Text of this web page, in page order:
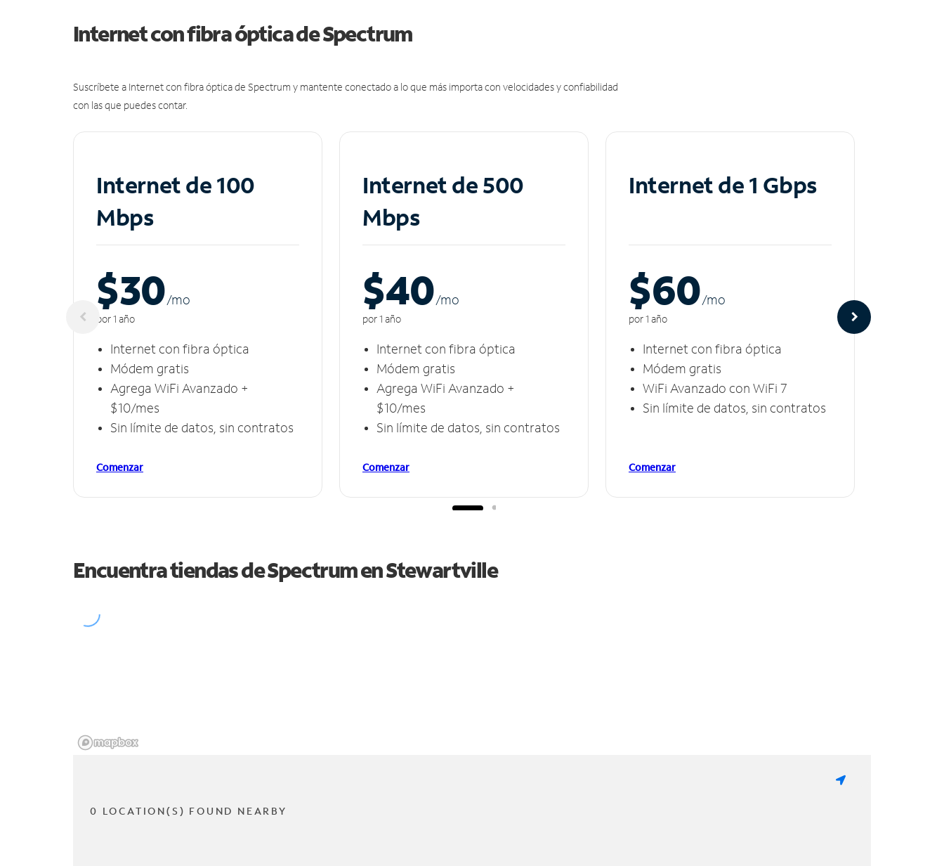
Internet con fibra óptica de Spectrum
Suscríbete a Internet con fibra óptica de Spectrum y mantente conectado a lo que más importa con velocidades y confiabilidad
con las que puedes contar.
Internet de 100
Mbps
$30/mo
por 1 año
Internet con fibra óptica
Módem gratis
Agrega WiFi Avanzado +
$10/mes
Sin límite de datos, sin contratos
Comenzar
Internet de 500
Mbps
$40/mo
por 1 año
Internet con fibra óptica
Módem gratis
Agrega WiFi Avanzado +
$10/mes
Sin límite de datos, sin contratos
Comenzar
Internet de 1 Gbps
$60/mo
por 1 año
Internet con fibra óptica
Módem gratis
WiFi Avanzado con WiFi 7
Sin límite de datos, sin contratos
Comenzar
Encuentra tiendas de Spectrum enStewartville
0 LOCATION(S) FOUND NEARBY